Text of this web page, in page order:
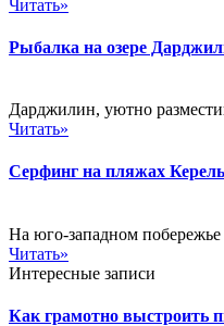
Читать»
Рыбалка на озере
Дарджилин, уютно
Читать»
Серфинг на пляжах
На юго-западном
Читать»
Интересные записи
Как грамотно выстроить